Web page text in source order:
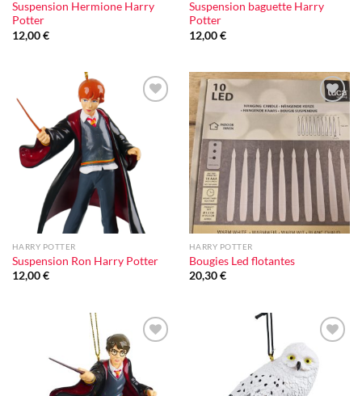
Suspension Hermione Harry
Potter
12,00€
Suspension baguette Harry
Potter
12,00€
HARRY POTTER
Suspension Ron Harry Potter
12,00€
Ajouter
à la liste
d'envie
HARRY POTTER
Bougies Led flotantes
20,30€
d'envie
à la liste
d'envie